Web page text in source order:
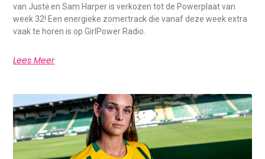
van Justė en Sam Harper is verkozen tot de Powerplaat van
week 32! Een energieke zomertrack die vanaf deze week extra
vaak te horen is op GirlPower Radio.
Lees Meer